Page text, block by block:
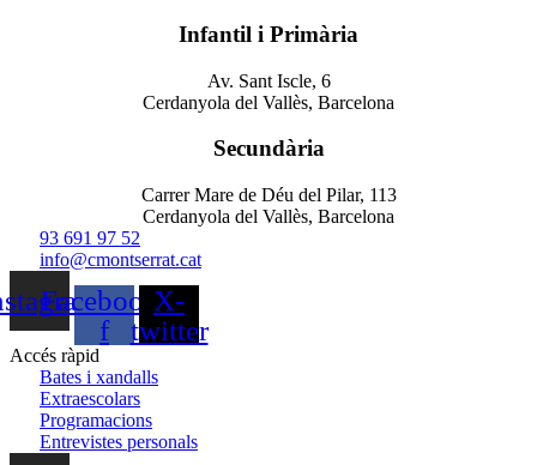
Infantil i Primària
Av. Sant Iscle, 6
Cerdanyola del Vallès, Barcelona
Secundària
Carrer Mare de Déu del Pilar, 113
Cerdanyola del Vallès, Barcelona
93 691 97 52
info@cmontserrat.cat
Facebook-
f
X-
twitter
Accés ràpid
Bates i xandalls
Extraescolars
Programacions
Entrevistes personals